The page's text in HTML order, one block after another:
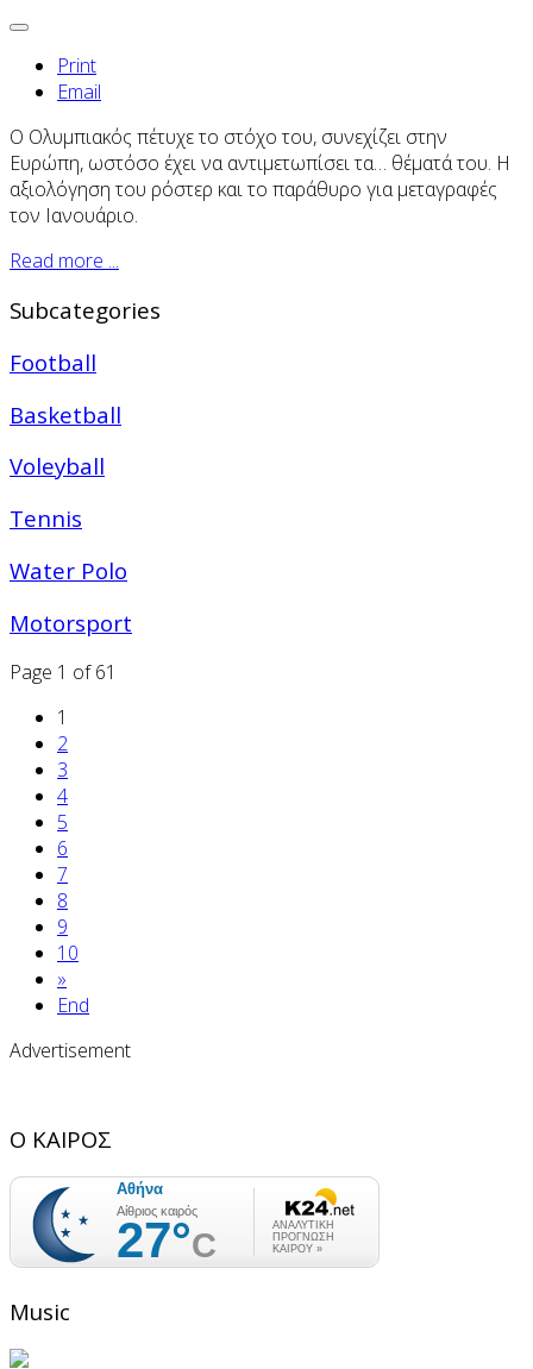
Print
Email
Ο Ολυμπιακός πέτυχε το στόχο του, συνεχίζει στην
Ευρώπη, ωστόσο έχει να αντιμετωπίσει τα… θέματά του. Η
αξιολόγηση του ρόστερ και το παράθυρο για μεταγραφές
τον Ιανουάριο.
Read more ...
Subcategories
Football
Basketball
Voleyball
Tennis
Water Polo
Motorsport
Page 1 of 61
1
2
3
4
5
6
7
8
9
10
»
End
Advertisement
Ο ΚΑΙΡΟΣ
Music